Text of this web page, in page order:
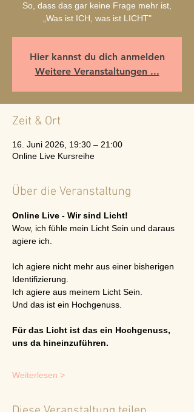
So, dass das gar keine Frage mehr ist,
„Was ist ICH, was ist LICHT"
Hier kannst du dich anmelden
Weitere Veranstaltungen ...
Zeit & Ort
16. Juni 2026, 19:30 – 21:00
Online Live Kursreihe
Über die Veranstaltung
Online Live - Wir sind Licht!
Wow, ich fühle mein Licht Sein und daraus
agiere ich.
Ich agiere nicht mehr aus einer bisherigen
Identifizierung.
Ich agiere aus meinem Licht Sein.
Und das ist ein Hochgenuss.
Für das Licht ist das ein Hochgenuss,
uns da hineinzuführen.
Weiterlesen >